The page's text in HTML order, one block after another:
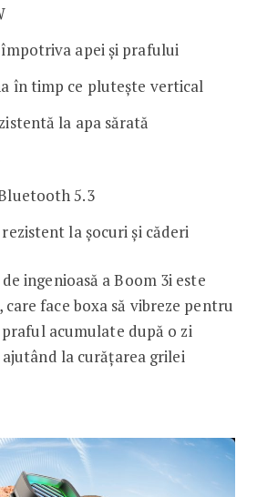
apei și prafului
în timp ce plutește vertical
la apa sărată
5.3
la șocuri și căderi
ingenioasă a Boom 3i este
face boxa să vibreze pentru
acumulate după o zi
la curățarea grilei